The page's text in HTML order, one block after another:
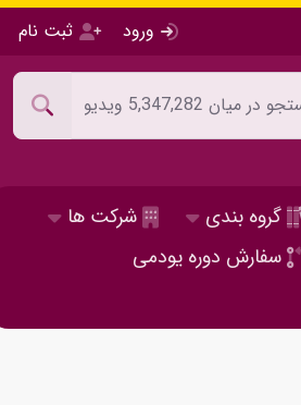
ورود ثبت نام
گروه بندی
شرکت ها
سفارش دوره یودمی